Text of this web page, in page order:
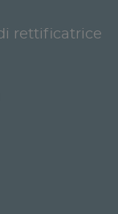
rettificatrice